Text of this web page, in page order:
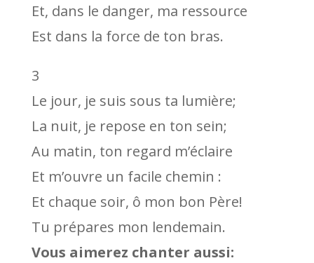
Et, dans le danger, ma ressource
Est dans la force de ton bras.
3
Le jour, je suis sous ta lumière;
La nuit, je repose en ton sein;
Au matin, ton regard m’éclaire
Et m’ouvre un facile chemin :
Et chaque soir, ô mon bon Père!
Tu prépares mon lendemain.
Vous aimerez chanter aussi: